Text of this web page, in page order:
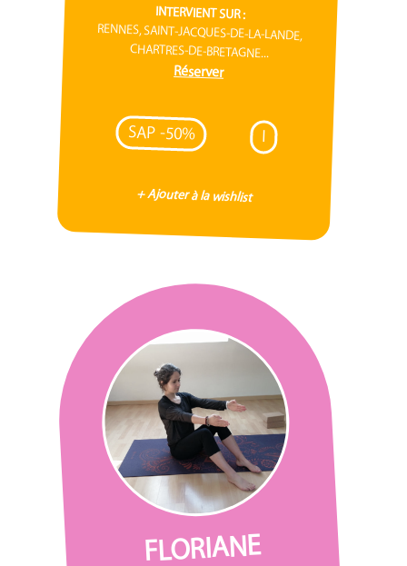
INTERVIENT SUR :
RENNES, SAINT-JACQUES-DE-LA-LANDE,
CHARTRES-DE-BRETAGNE...
Réserver
SAP -50% I
+ Ajouter à la wishlist
FLORIANE